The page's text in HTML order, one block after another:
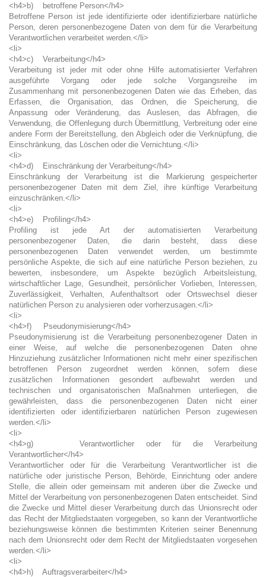
<h4>b) betroffene Person</h4>
Betroffene Person ist jede identifizierte oder identifizierbare natürliche
Person, deren personenbezogene Daten von dem für die Verarbeitung
Verantwortlichen verarbeitet werden.</li>
<li>
<h4>c) Verarbeitung</h4>
Verarbeitung ist jeder mit oder ohne Hilfe automatisierter Verfahren
ausgeführte Vorgang oder jede solche Vorgangsreihe im
Zusammenhang mit personenbezogenen Daten wie das Erheben, das
Erfassen, die Organisation, das Ordnen, die Speicherung, die
Anpassung oder Veränderung, das Auslesen, das Abfragen, die
Verwendung, die Offenlegung durch Übermittlung, Verbreitung oder eine
andere Form der Bereitstellung, den Abgleich oder die Verknüpfung, die
Einschränkung, das Löschen oder die Vernichtung.</li>
<li>
<h4>d) Einschränkung der Verarbeitung</h4>
Einschränkung der Verarbeitung ist die Markierung gespeicherter
personenbezogener Daten mit dem Ziel, ihre künftige Verarbeitung
einzuschränken.</li>
<li>
<h4>e) Profiling</h4>
Profiling ist jede Art der automatisierten Verarbeitung
personenbezogener Daten, die darin besteht, dass diese
personenbezogenen Daten verwendet werden, um bestimmte
persönliche Aspekte, die sich auf eine natürliche Person beziehen, zu
bewerten, insbesondere, um Aspekte bezüglich Arbeitsleistung,
wirtschaftlicher Lage, Gesundheit, persönlicher Vorlieben, Interessen,
Zuverlässigkeit, Verhalten, Aufenthaltsort oder Ortswechsel dieser
natürlichen Person zu analysieren oder vorherzusagen.</li>
<li>
<h4>f) Pseudonymisierung</h4>
Pseudonymisierung ist die Verarbeitung personenbezogener Daten in
einer Weise, auf welche die personenbezogenen Daten ohne
Hinzuziehung zusätzlicher Informationen nicht mehr einer spezifischen
betroffenen Person zugeordnet werden können, sofern diese
zusätzlichen Informationen gesondert aufbewahrt werden und
technischen und organisatorischen Maßnahmen unterliegen, die
gewährleisten, dass die personenbezogenen Daten nicht einer
identifizierten oder identifizierbaren natürlichen Person zugewiesen
werden.</li>
<li>
<h4>g) Verantwortlicher oder für die Verarbeitung
Verantwortlicher</h4>
Verantwortlicher oder für die Verarbeitung Verantwortlicher ist die
natürliche oder juristische Person, Behörde, Einrichtung oder andere
Stelle, die allein oder gemeinsam mit anderen über die Zwecke und
Mittel der Verarbeitung von personenbezogenen Daten entscheidet. Sind
die Zwecke und Mittel dieser Verarbeitung durch das Unionsrecht oder
das Recht der Mitgliedstaaten vorgegeben, so kann der Verantwortliche
beziehungsweise können die bestimmten Kriterien seiner Benennung
nach dem Unionsrecht oder dem Recht der Mitgliedstaaten vorgesehen
werden.</li>
<li>
<h4>h) Auftragsverarbeiter</h4>